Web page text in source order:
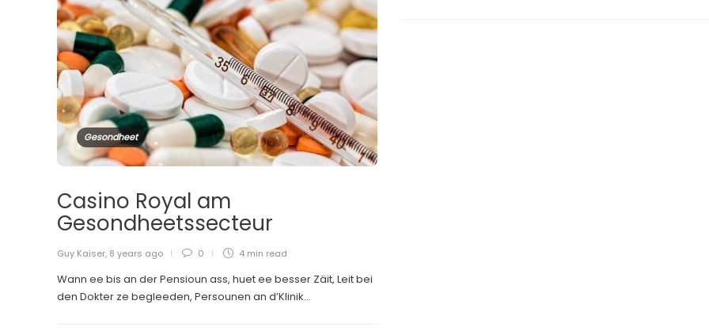
Gesondheet
Casino Royal am
Gesondheetssecteur
Guy Kaiser, 8 years ago 0 4 min read
Wann ee bis an der Pensioun ass, huet ee besser Zäit, Leit bei
den Dokter ze begleeden, Persounen an d’Klinik...